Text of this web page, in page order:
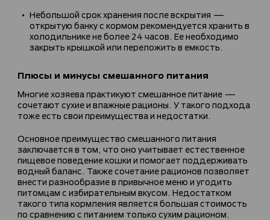
Небольшой срок хранения после вскрытия —
открытую банку с кормом рекомендуется хранить в
холодильнике не более 24 часов. Ее необходимо
закрыть крышкой или переложить в емкость.
Плюсы и минусы смешанного питания
Многие хозяева практикуют смешанное питание —
сочетают сухие и влажные рационы. У такого подхода
тоже есть свои преимущества и недостатки.
Основное преимущество смешанного питания
заключается в том, что оно учитывает естественное
пищевое поведение кошки и помогает поддерживать
водный баланс. Также сочетание рационов позволяет
внести разнообразие в привычное меню и угодить
питомцам с избирательным вкусом. Недостатком
такого типа кормления является большая стоимость
по сравнению с питанием только сухим рационом.